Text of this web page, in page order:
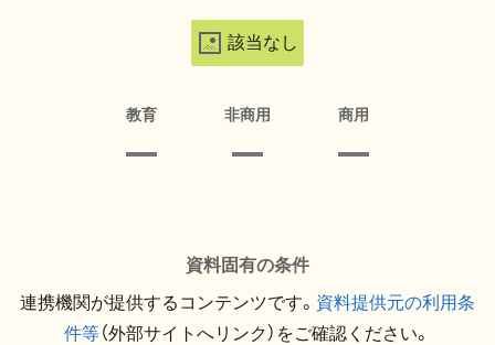
該当なし
教育 非商用 商用
資料固有の条件
連携機関が提供するコンテンツです。 資料提供元の利用条
件等（外部サイトへリンク）をご確認ください。